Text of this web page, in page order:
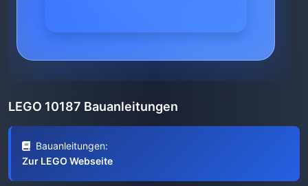
LEGO 10187 Bauanleitungen
Bauanleitungen:
Zur LEGO Webseite